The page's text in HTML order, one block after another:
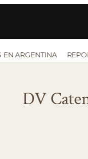
EN ARGENTINA
DV